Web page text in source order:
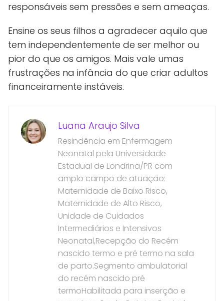
responsáveis sem pressões e sem ameaças.
Ensine os seus filhos a agradecer aquilo que
tem independentemente de ser melhor ou
pior do que os amigos. Mais vale umas
frustrações na infância do que criar adultos
financeiramente instáveis.
Luana Araujo Silva
Resindência em Enfermagem
Neonatal pela Universidade
Estadual de Londrina/PR com
amplo campo de atuação:
Maternidade de Baixo Risco,
Maternidade de Alto Risco,
Unidade de Cuidados
Intermediários e Intensivos
Neonatal,Recepção do Recém
nascido termo e pré termo na sala
de parto.Segmento ambulatorial
do recém nascido pré
termoHabilitada para inserção e